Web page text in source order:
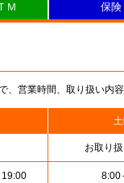
営業時間、取り扱い内
お取り
8:00
Ｍ 保険